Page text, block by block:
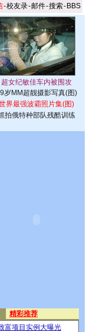
-校友录-邮件-搜索- BBS
岁MM超靓摄影写真(图)
界最强波霸照片集(图)
拍俄特种部队残酷训练